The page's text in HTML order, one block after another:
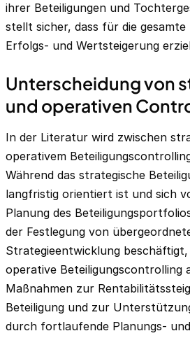
ihrer Beteiligungen und
stellt sicher, dass für die
Erfolgs- und Wertsteigerung
Unterscheidung von
und operativen
In der Literatur wird zwischen
operativem
Während das strategische
langfristig orientiert ist und sich
Planung des
der Festlegung von
Strategieentwicklung
operative Beteiligungscontrolling
Maßnahmen zur
Beteiligung und zur
durch fortlaufende Planungs-